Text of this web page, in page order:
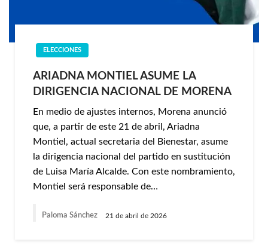
ELECCIONES
ARIADNA MONTIEL ASUME LA
DIRIGENCIA NACIONAL DE MORENA
En medio de ajustes internos, Morena anunció
que, a partir de este 21 de abril, Ariadna
Montiel, actual secretaria del Bienestar, asume
la dirigencia nacional del partido en sustitución
de Luisa María Alcalde. Con este nombramiento,
Montiel será responsable de…
Paloma Sánchez 21 de abril de 2026